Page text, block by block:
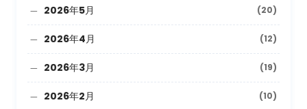
2026年5月 (20)
2026年4月 (12)
2026年3月 (19)
2026年2月 (10)